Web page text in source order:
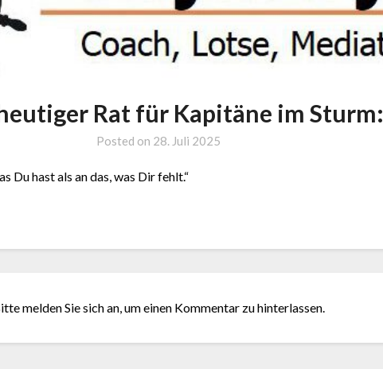
Rat für Kapitäne im Sturm:
Posted on 28. Juli 2025
Du hast als an das, was Dir fehlt.“
melden Sie sich an, um einen Kommentar zu hinterlassen.